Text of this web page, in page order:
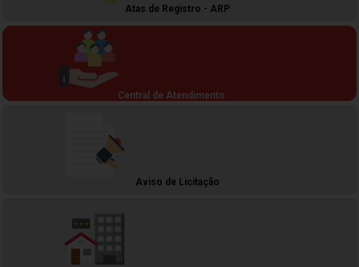
Atas de Registro - ARP
Central de Atendimento
Aviso de Licitação